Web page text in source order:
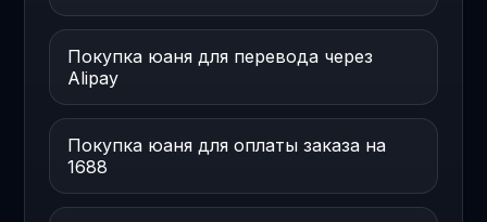
Покупка юаня для перевода через
Alipay
Покупка юаня для оплаты заказа на
1688